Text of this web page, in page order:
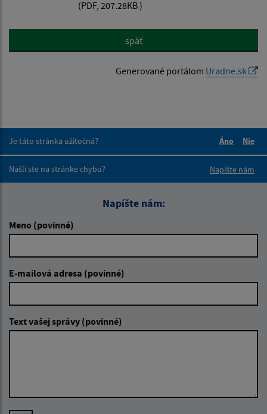
(PDF, 207.28KB )
späť
Generované portálom Uradne.sk
Je táto stránka užitočná?
Áno
Nie
Našli ste na stránke chybu?
Napíšte nám
Napíšte nám:
Meno (povinné)
E-mailová adresa (povinné)
Text vašej správy (povinné)